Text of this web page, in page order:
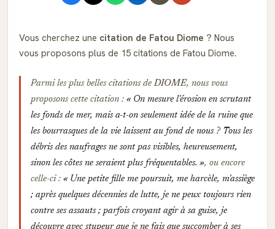
Vous cherchez une citation de Fatou Diome ? Nous
vous proposons plus de 15 citations de Fatou Diome.
Parmi les plus belles citations de DIOME, nous vous
proposons cette citation :
On mesure l'érosion en scrutant
les fonds de mer, mais a-t-on seulement idée de la ruine que
les bourrasques de la vie laissent au fond de nous ? Tous les
débris des naufrages ne sont pas visibles, heureusement,
sinon les côtes ne seraient plus fréquentables.
, ou encore
celle-ci :
Une petite fille me poursuit, me harcèle, m'assiège
; après quelques décennies de lutte, je ne peux toujours rien
contre ses assauts ; parfois croyant agir à sa guise, je
découvre avec stupeur que je ne fais que succomber à ses